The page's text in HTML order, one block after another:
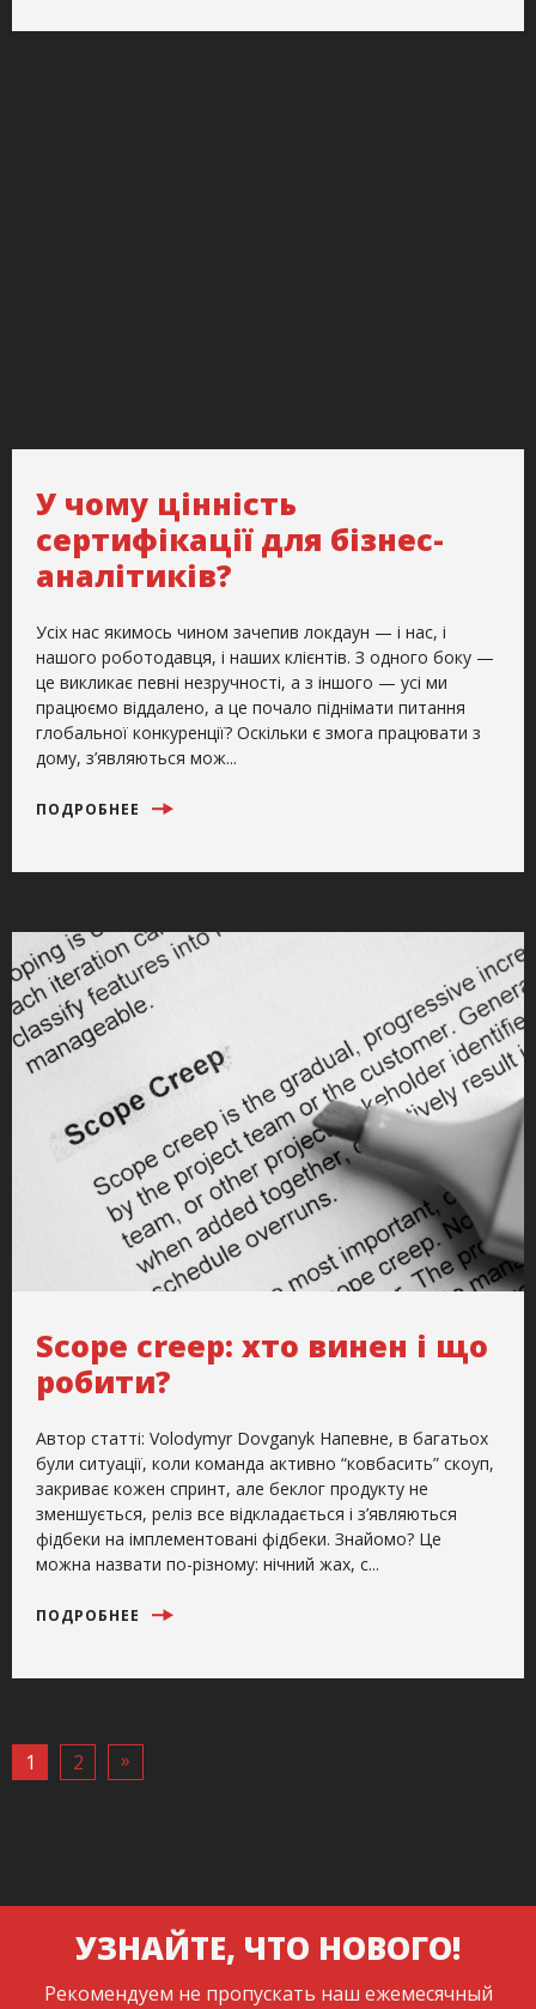
У чому цінність
сертифікації для бізнес-
аналітиків?
Усіх нас якимось чином зачепив локдаун — і нас, і
нашого роботодавця, і наших клієнтів. З одного боку —
це викликає певні незручності, а з іншого — усі ми
працюємо віддалено, а це почало піднімати питання
глобальної конкуренції? Оскільки є змога працювати з
дому, з’являються мож...
ПОДРОБНЕЕ
Scope creep: хто винен і що
робити?
Автор статті: Volodymyr Dovganyk Напевне, в багатьох
були ситуації, коли команда активно “ковбасить” скоуп,
закриває кожен спринт, але беклог продукту не
зменшується, реліз все відкладається і з’являються
фідбеки на імплементовані фідбеки. Знайомо? Це
можна назвати по-різному: нічний жах, с...
ПОДРОБНЕЕ
1 2 »
УЗНАЙТЕ, ЧТО НОВОГО!
Рекомендуем не пропускать наш ежемесячный